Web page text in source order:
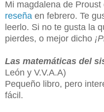
Mi magdalena de
reseña en febrero. Te
leerlo. Si no te gusta la
pierdes, o mejor dicho
Las matemáticas del
León y V.V.A.A)
Pequeño libro, pero
fácil.